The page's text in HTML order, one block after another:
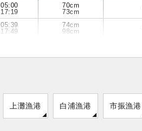
05:00
17:19
70cm
73cm
05:39
17:49
74cm
98cm
上灘漁港 白浦漁港 市振漁港